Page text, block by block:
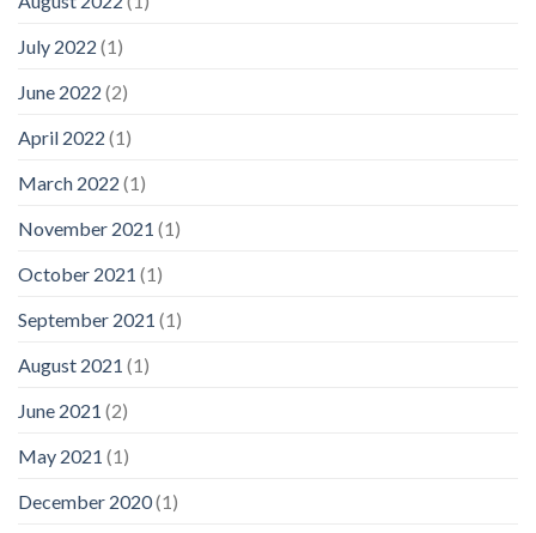
July 2022 (1)
June 2022 (2)
April 2022 (1)
March 2022 (1)
November 2021 (1)
October 2021 (1)
September 2021 (1)
August 2021 (1)
June 2021 (2)
May 2021 (1)
December 2020(1)